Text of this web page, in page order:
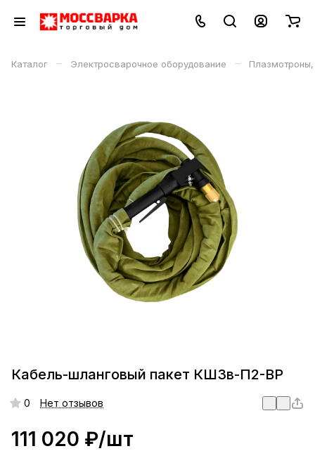
Каталог – Электросварочное оборудование –
Кабель-шланговый пакет КШ3в-П2-ВР
0 Нет отзывов
111 020 ₽/шт